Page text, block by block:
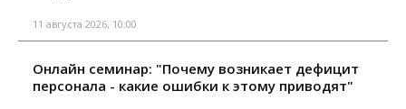
11 августа 2026, 10:00
Онлайн семинар: "Почему возникает дефицит
персонала - какие ошибки к этому приводят"